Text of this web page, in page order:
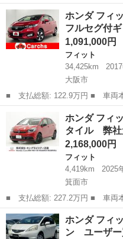
名： ホンダ ■ 車種名： フィ
ホーム ワンオーナー 禁煙車
Ｕ－２３５...
大阪 門真市 フィット
ホンダ フィ
フルセグ付
1,091,000円
フィット
34,425km
大阪市
■ 支払総額: 122.9万円 ■ 車両本体価格： 1,091,000 円 ■ メーカ
ー名： ホンダ ■ 車種名： フ
名： Ｌパッケージ フルセグ
クルーズコ...
フィット
ホンダ フィ
タイル 弊
2,168,000円
フィット
4,419km
2025
箕面市
■ 支払総額: 227.2万円 ■ 車両本体価格： 2,168,000 円 ■ メーカ
ー名： ホンダ ■ 車種名： フ
Ｖホームブラックスタイル 弊
車 ホンダ...
大阪 箕面市 フィット
ホンダ フィ
ン ユーザ